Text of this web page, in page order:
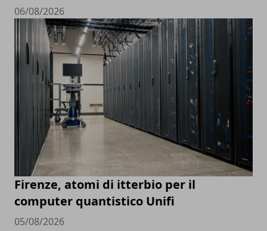
06/08/2026
Firenze, atomi di itterbio per il
computer quantistico Unifi
05/08/2026